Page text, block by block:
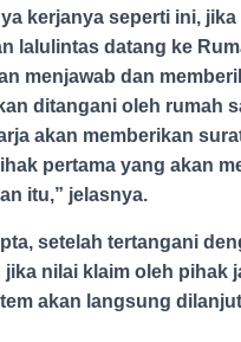
kerjanya seperti ini,
lalulintas datang ke
menjawab dan
ditangani oleh rumah
akan memberikan
pertama yang akan
itu,” jelasnya.
setelah tertangani
jika nilai klaim oleh pihak
akan langsung